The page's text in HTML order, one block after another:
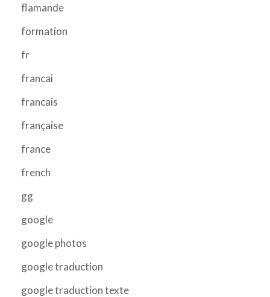
flamande
formation
fr
francai
francais
française
france
french
gg
google
google photos
google traduction
google traduction texte